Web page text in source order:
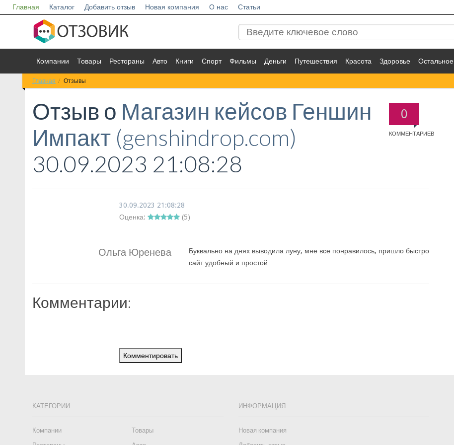
Главная Каталог Добавить отзыв Новая компания О нас Статьи
Компании Товары Рестораны Авто Книги Спорт Фильмы Деньги Путешествия Красота Здоровье Остальное
Главная Отзывы
0
КОММЕНТАРИЕВ
Отзыв о Магазин кейсов Геншин
Импакт (genshindrop.com)
30.09.2023 21:08:28
30.09.2023 21:08:28
Оценка:
(5)
Ольга Юренева
Буквально на днях выводила луну, мне все понравилось, пришло быстро
сайт удобный и простой
Комментарии:
Комментировать
КАТЕГОРИИ
Компании
Товары
ИНФОРМАЦИЯ
Новая компания